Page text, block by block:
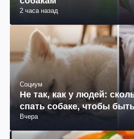
2 часа назад
Социум
Не так, как у людей:
спать собаке, чтобы
Вчера